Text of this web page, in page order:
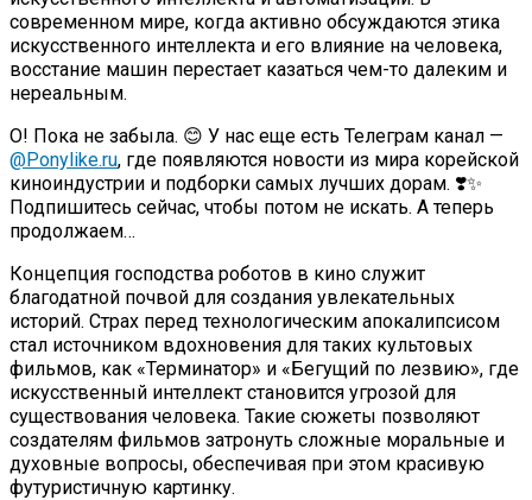
современном мире, когда активно обсуждаются этика
искусственного интеллекта и его влияние на человека,
восстание машин перестает казаться чем-то далеким и
нереальным.
О! Пока не забыла. 😊 У нас еще есть Телеграм канал —
@Ponylike.ru, где появляются новости из мира корейской
киноиндустрии и подборки самых лучших дорам. ❣️✨
Подпишитесь сейчас, чтобы потом не искать. А теперь
продолжаем…
Концепция господства роботов в кино служит
благодатной почвой для создания увлекательных
историй. Страх перед технологическим апокалипсисом
стал источником вдохновения для таких культовых
фильмов, как «Терминатор» и «Бегущий по лезвию», где
искусственный интеллект становится угрозой для
существования человека. Такие сюжеты позволяют
создателям фильмов затронуть сложные моральные и
духовные вопросы, обеспечивая при этом красивую
футуристичную картинку.